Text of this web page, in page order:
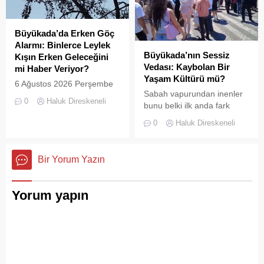
amacı, hem sülün
popülasyonunu...
yaşanan aksaklıklar adeta
pes dedirtti. Adanın tarihi ve
doğal güzellikleriyle süslü
sokaklarından yansıyan son
görüntüler, çevre sağlığı
açısından tehlike çanlarının
çaldığını gösteriyor. Çöpler
Büyükada’da Erken Göç
Alarmı: Binlerce Leylek
Kışın Erken Geleceğini
mi Haber Veriyor?
6 Ağustos 2026 Perşembe
günü öğle saatlerinde, saat
14:00 sularında Büyükada
0 Haluk Direskeneli
Büyükada’nın Sessiz
Vedası: Kaybolan Bir
Yaşam Kültürü mü?
Sabah vapurundan inenler
bunu belki ilk anda fark
Büyükada’yı elli, altmış yıldır
0 Haluk Direskeneli
Bir Yorum Yazın
Yorum yapın